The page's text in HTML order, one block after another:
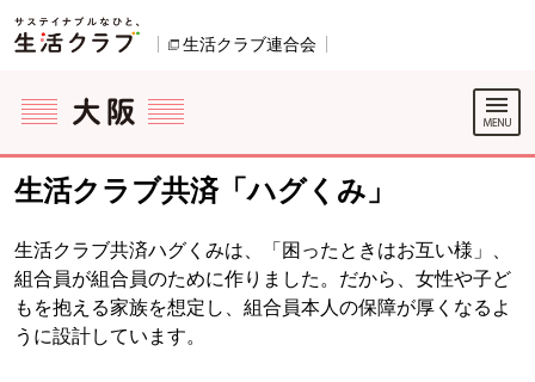
ページの先頭です。
生活クラブ連合会
ここからサイト内共通メニューです。
サイト内共通メニューをスキップする
サイト内共通メニューここまで。
生活クラブ共済「ハグくみ」
生活クラブ共済ハグくみは、「困ったときはお互い様」、
組合員が組合員のために作りました。だから、女性や子ど
もを抱える家族を想定し、組合員本人の保障が厚くなるよ
うに設計しています。